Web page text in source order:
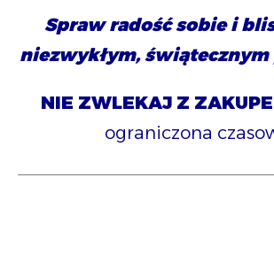
Spraw radość sobie i
niezwykłym, świątecznym
NIE ZWLEKAJ Z
ograniczona